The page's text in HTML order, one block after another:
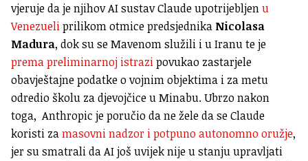
vjeruje da je njihov AI sustav Claude upotrijebljenu
Venezueliprilikom otmice predsjednika Nicolasa
Madura, dok su se Mavenom služili i u Iranu te je
prema preliminarnoj istrazipovukao zastarjele
obavještajne podatke o vojnim objektima i za metu
odredio školu za djevojčice u Minabu. Ubrzo nakon
toga, Anthropic je poručio da ne žele da se Claude
koristi zamasovni nadzor i potpuno autonomno oružje,
jer su smatrali da AI još uvijek nije u stanju upravljati